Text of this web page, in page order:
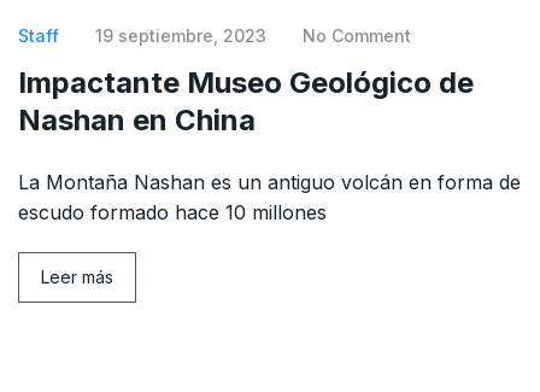
Staff 19 septiembre, 2023 No Comment
Impactante Museo Geológico de
Nashan en China
La Montaña Nashan es un antiguo volcán en forma de
escudo formado hace 10 millones
Leer más